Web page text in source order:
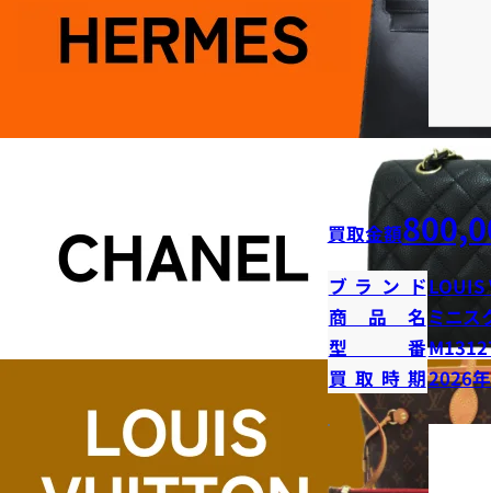
買取金額
ブランドLOUIS
商品名 ミニス
型番
買取時期2026